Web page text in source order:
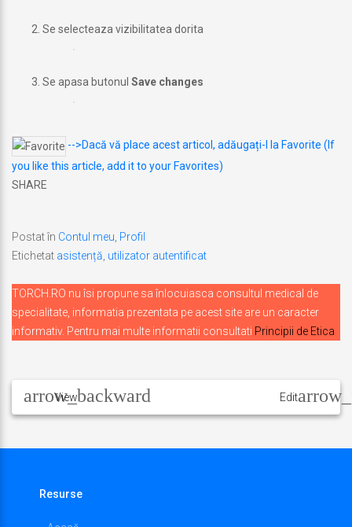
Se selecteaza vizibilitatea dorita
Se apasa butonulSave changes
-->Dacă vă place acest articol, adăugați-l la Favorite (If
you like this article, add it to your Favorites)
SHARE
Postat în Contul meu Profil
Etichetat asistență utilizator autentificat
TORCH.RO nu îsi propune sa înlocuiasca consultul medical de
specialitate, informatia prezentata pe acest site are un caracter
informativ. Pentru mai multe informatii consultati Principii de Etica
în
articole
View Edit
Resurse